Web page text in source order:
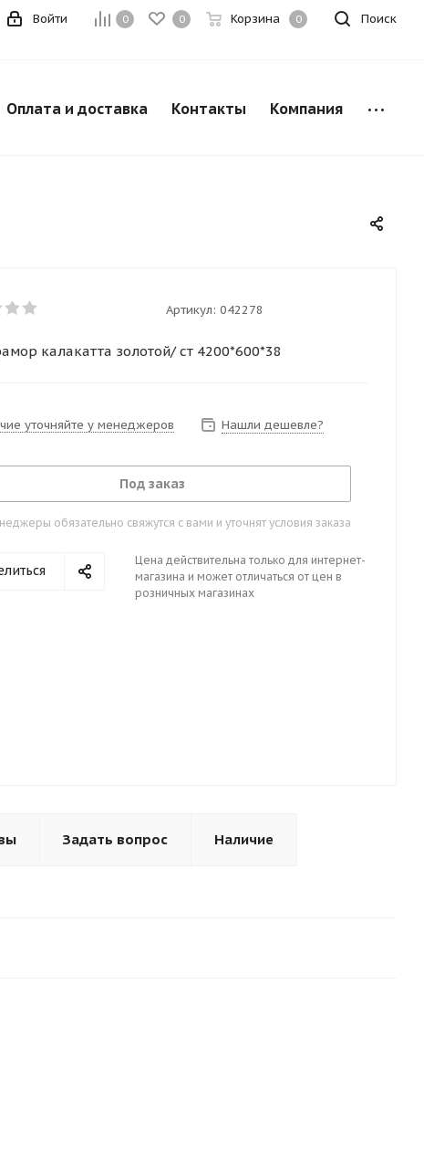
Поиск
0 0 Корзина 0
Войти
Оплата и доставка Контакты Компания
Артикул: 042278
калакатта золотой/ ст 4200*600*38
уточняйте у менеджеров Нашли дешевле?
Под заказ
обязательно свяжутся с вами и уточнят условия заказа
Цена действительна только для интернет-
магазина и может отличаться от цен в
розничных магазинах
Задать вопрос Наличие